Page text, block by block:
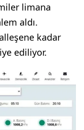
limana
aldı.
kadar
ediliyor.